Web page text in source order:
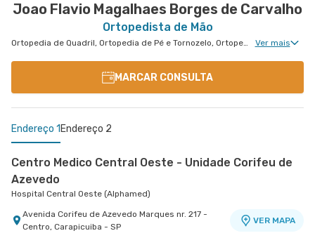
Joao Flavio Magalhaes Borges de Carvalho
Ortopedista de Mão
Ortopedia de Quadril, Ortopedia de Pé e Tornozelo, Ortopedia de Joelho, Ortopedia de Coluna, Ortopedia Geral, Cirurgia de Joelho, Cirurgia de Coluna, Cirurgia de Punho, Medicina Esportiva Clinica, Ortopedia de Punho, Cirurgia de Cotovelo, Cirurgia de Pé e Tornozelo Ver mais
MARCAR CONSULTA
Endereço 1 Endereço 2
Centro Medico Central Oeste - Unidade Corifeu de
Azevedo
Hospital Central Oeste (Alphamed)
Avenida Corifeu de Azevedo Marques nr. 217 -
Centro, Carapicuiba - SP
VER MAPA